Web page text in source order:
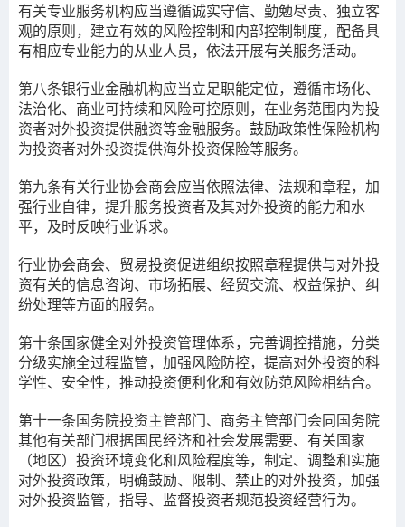
有关专业服务机构应当遵循诚实守信、勤勉尽责、独立客
观的原则，建立有效的风险控制和内部控制制度，配备具
有相应专业能力的从业人员，依法开展有关服务活动。
第八条银行业金融机构应当立足职能定位，遵循市场化、
法治化、商业可持续和风险可控原则，在业务范围内为投
资者对外投资提供融资等金融服务。鼓励政策性保险机构
为投资者对外投资提供海外投资保险等服务。
第九条有关行业协会商会应当依照法律、法规和章程，加
强行业自律，提升服务投资者及其对外投资的能力和水
平，及时反映行业诉求。
行业协会商会、贸易投资促进组织按照章程提供与对外投
资有关的信息咨询、市场拓展、经贸交流、权益保护、纠
纷处理等方面的服务。
第十条国家健全对外投资管理体系，完善调控措施，分类
分级实施全过程监管，加强风险防控，提高对外投资的科
学性、安全性，推动投资便利化和有效防范风险相结合。
第十一条国务院投资主管部门、商务主管部门会同国务院
其他有关部门根据国民经济和社会发展需要、有关国家
（地区）投资环境变化和风险程度等，制定、调整和实施
对外投资政策，明确鼓励、限制、禁止的对外投资，加强
对外投资监管，指导、监督投资者规范投资经营行为。